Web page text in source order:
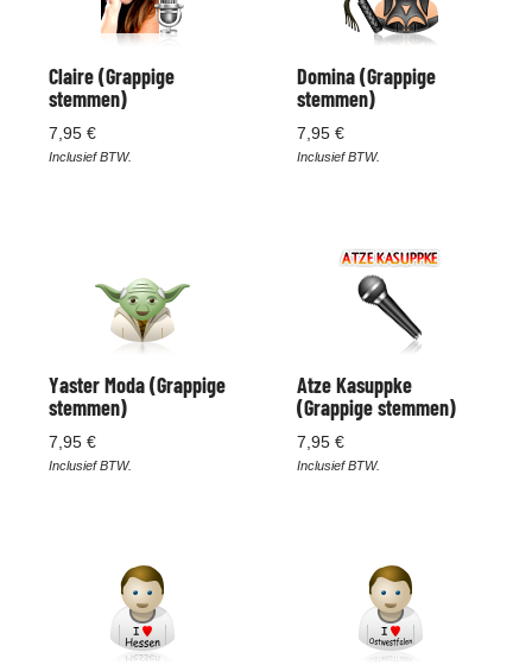
Claire (Grappige
stemmen)
7,95 €
Inclusief BTW.
Domina (Grappige
stemmen)
7,95 €
Inclusief BTW.
Yaster Moda (Grappige
stemmen)
7,95 €
Inclusief BTW.
Atze Kasuppke
(Grappige stemmen)
7,95 €
Inclusief BTW.